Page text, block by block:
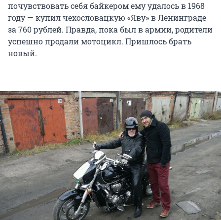
почувствовать себя байкером ему удалось в 1968
году — купил чехословацкую «Яву» в Ленинграде
за 760 рублей. Правда, пока был в армии, родители
успешно продали мотоцикл. Пришлось брать
новый.